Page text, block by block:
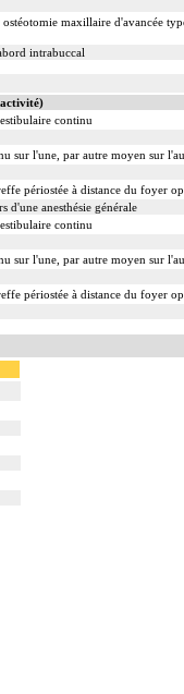
maxillaire d'avancée
intrabuccal
continu
sur l'une, par autre moyen sur
périostée à distance du foyer
anesthésie générale
continu
sur l'une, par autre moyen sur
périostée à distance du foyer